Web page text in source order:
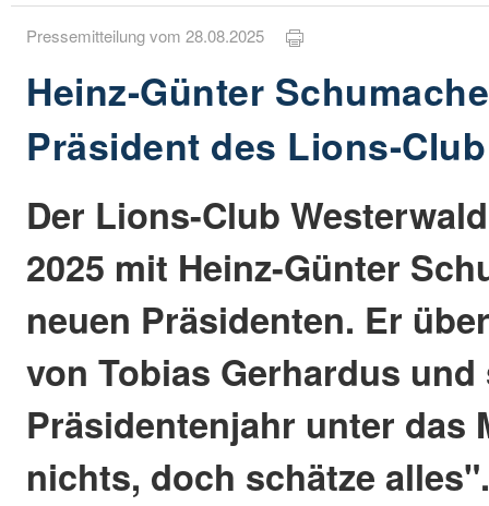
Pressemitteilung vom 28.08.2025
Heinz-Günter
Präsident des Lions-
Der Lions-Club
2025 mit Heinz-Günter
neuen Präsidenten. Er
von Tobias Gerhardus
Präsidentenjahr unter das
nichts, doch schätze